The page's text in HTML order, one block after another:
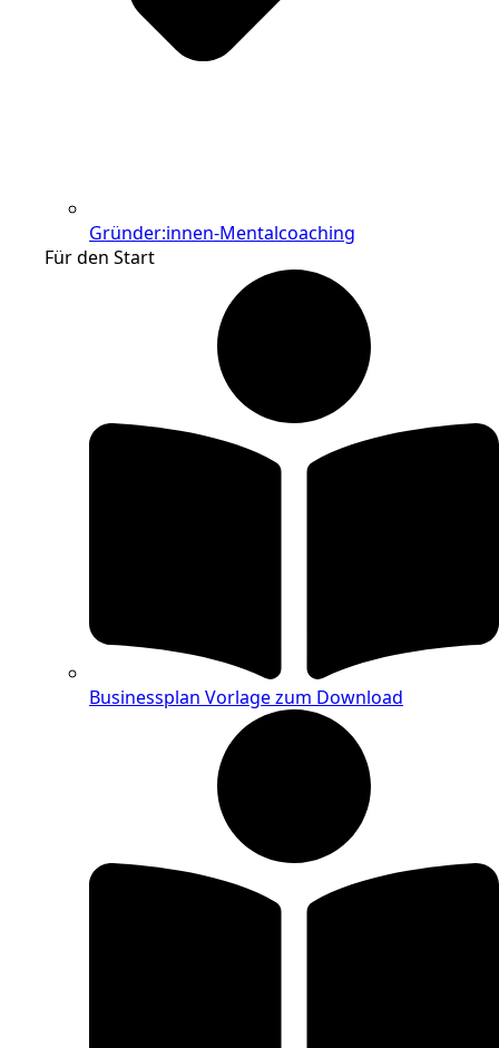
Gründer:innen-Mentalcoaching
Für den Start
Businessplan Vorlage zum Download